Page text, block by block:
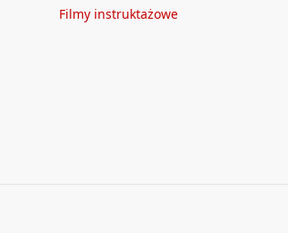
Filmy instruktażowe